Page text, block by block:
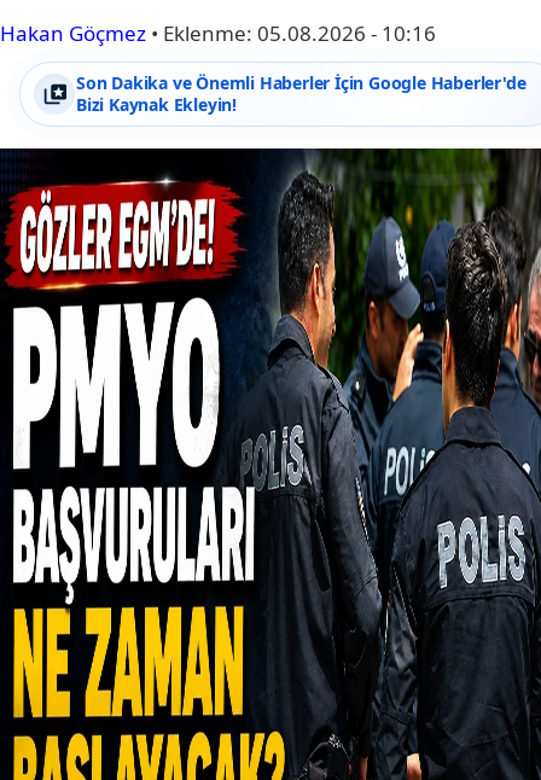
Hakan Göçmez • Eklenme: 05.08.2026 - 10:16
Son Dakika ve Önemli Haberler İçin Google Haberler'de
Bizi Kaynak Ekleyin!